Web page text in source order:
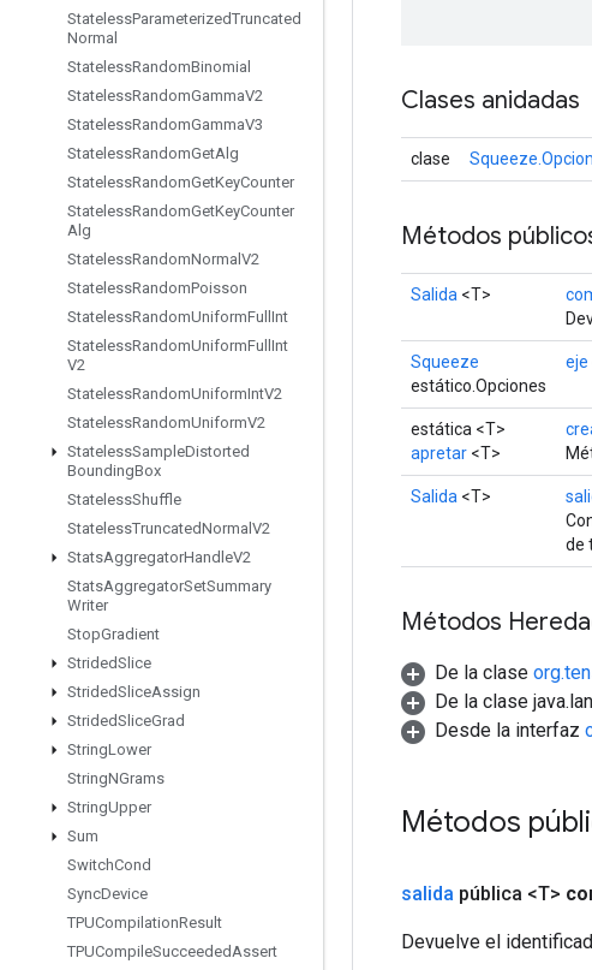
StatelessParameterizedTruncated
Normal
StatelessRandomBinomial
StatelessRandomGammaV2
StatelessRandomGammaV3
StatelessRandomGetAlg
StatelessRandomGetKeyCounter
StatelessRandomGetKeyCounter
Alg
StatelessRandomNormal V2
StatelessRandomPoisson
StatelessRandomUniformFull Int
StatelessRandomUniformFull Int
V2
StatelessRandomUniformIntV2
StatelessRandomUniformV2
StatelessSampleDistorted
BoundingBox
StatelessShuffle
StatelessTruncatedNormal V2
StatsAggregatorHandleV2
StatsAggregatorSetSummary
Writer
StopGradient
StridedSlice
StridedSliceAssign
StridedSliceGrad
StringLower
StringNGrams
StringUpper
Sum
SwitchCond
SyncDevice
TPUCompilationResult
TPUCompileSucceededAssert
Clases anidadas
clase
Métodos
Salida <T>
Squeeze
estático.Opciones
eje
estática <T>
apretar <T>
Salida <T>
de
Métodos
De la clase
De la clase
Desde la interfaz
Métodos
salida pública <T>
Devuelve el